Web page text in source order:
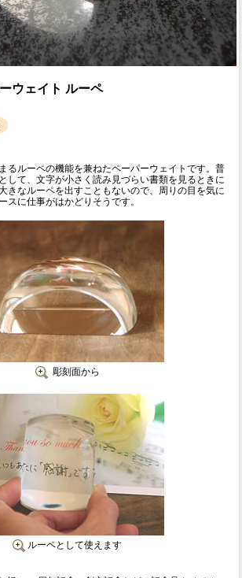
ウェイト ルーペ
るルーペの機能を兼ねたペーパーウェイトです。普
して、文字が小さく読み見づらい書類を見るときに
きなルーペを出すこともないので、周りの目を気に
スに仕事がはかどりそうです。
彫刻面から
ルーペとして使えます